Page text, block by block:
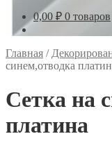
0,00 ₽ 0 товаров
Главная /
синем,отводка
Сетка на
платина